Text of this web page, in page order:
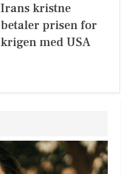
Irans kristne
betaler prisen for
krigen med USA